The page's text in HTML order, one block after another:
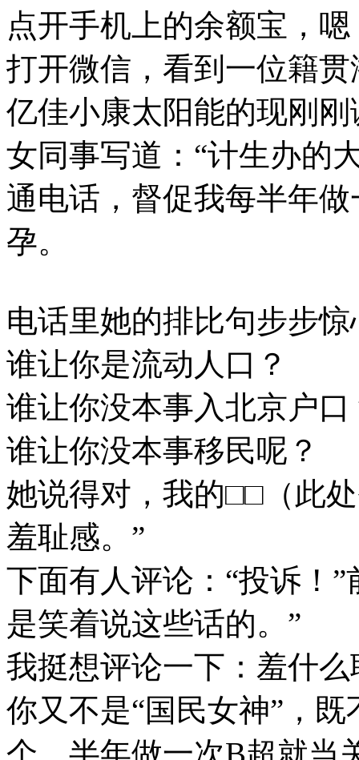
点开手机上的余额宝，
打开微信，看到一位籍
亿佳小康太阳能的现刚
女同事写道：“计生办的
通电话，督促我每半年
孕。
电话里她的排比句步步
谁让你是流动人口？
谁让你没本事入北京户口
谁让你没本事移民呢？
她说得对，我的□□（此
羞耻感。”
下面有人评论：“投诉！
是笑着说这些话的。”
我挺想评论一下：羞什
你又不是“国民女神”，
个，半年做一次B超就当